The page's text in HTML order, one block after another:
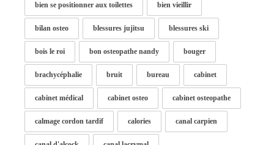
bien se positionner aux toilettes bien vieillir
bilan osteo blessures jujitsu blessures ski
bois le roi bon osteopathe nandy bouger
brachycéphalie bruit bureau cabinet
cabinet médical cabinet osteo cabinet osteopathe
calmage cordon tardif calories canal carpien